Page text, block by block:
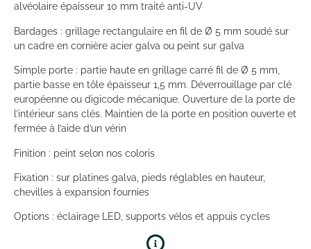
alvéolaire épaisseur 10 mm traité anti-UV
Bardages : grillage rectangulaire en fil de Ø 5 mm soudé sur
un cadre en cornière acier galva ou peint sur galva
Simple porte : partie haute en grillage carré fil de Ø 5 mm,
partie basse en tôle épaisseur 1,5 mm. Déverrouillage par clé
européenne ou digicode mécanique. Ouverture de la porte de
l’intérieur sans clés. Maintien de la porte en position ouverte et
fermée à l’aide d’un vérin
Finition : peint selon nos coloris
Fixation : sur platines galva, pieds réglables en hauteur,
chevilles à expansion fournies
Options : éclairage LED, supports vélos et appuis cycles